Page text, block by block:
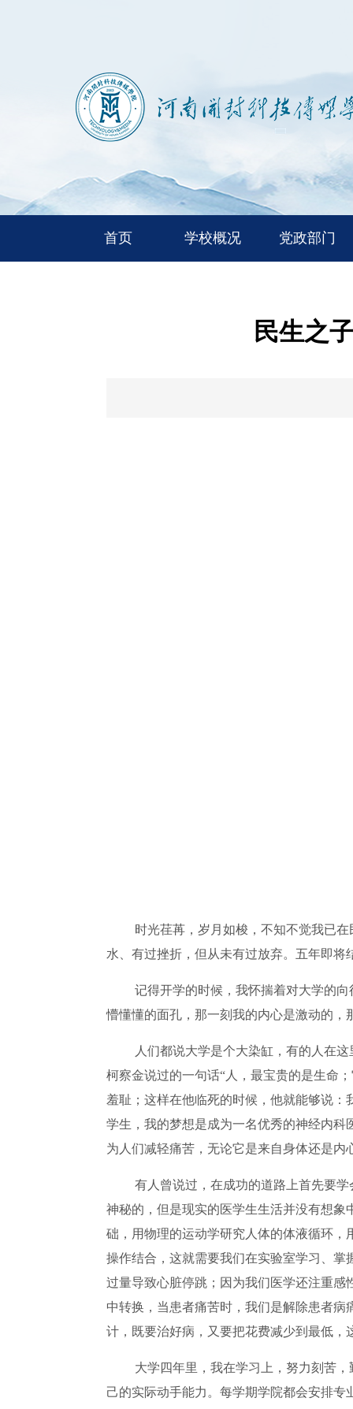
首页 学校概况 党政部门
民生之
时光荏苒，岁月如梭，不知不觉我已
水、有过挫折，但从未有过放弃。五年即
记得开学的时候，我怀揣着对大学的
懵懂懂的面孔，那一刻我的内心是激动的
人们都说大学是个大染缸，有的人在
柯察金说过的一句话“人，最宝贵的是生命
羞耻；这样在他临死的时候，他就能够说
学生，我的梦想是成为一名优秀的神经内
为人们减轻痛苦，无论它是来自身体还是内
有人曾说过，在成功的道路上首先要
神秘的，但是现实的医学生生活并没有想象
础，用物理的运动学研究人体的体液循环
操作结合，这就需要我们在实验室学习、掌
过量导致心脏停跳；因为我们医学还注重
中转换，当患者痛苦时，我们是解除患者
计，既要治好病，又要把花费减少到最低
大学四年里，我在学习上，努力刻苦
己的实际动手能力。每学期学院都会安排